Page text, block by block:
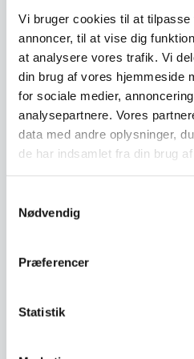
Vi bruger cookies til at tilpasse
annoncer, til at vise dig
at analysere vores trafik. Vi
din brug af vores hjemmeside
for sociale medier,
analysepartnere. Vores
data med andre oplysninger,
de har indsamlet fra din brug
Nødvendig
Præferencer
Statistik
1.899,00DKK